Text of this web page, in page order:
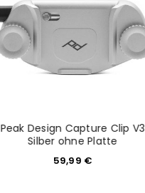
Peak Design Capture Clip V3
Silber ohne Platte
59,99 €